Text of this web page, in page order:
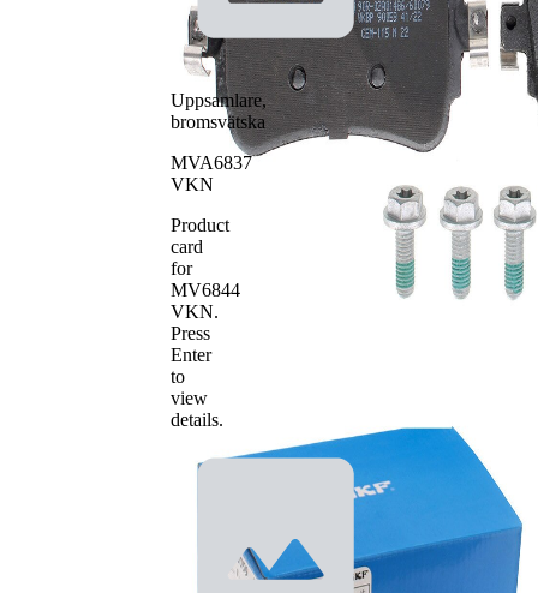
Uppsamlare,
bromsvätska
MVA6837
VKN
Product
card
for
MV6844
VKN.
Press
Enter
to
view
details.